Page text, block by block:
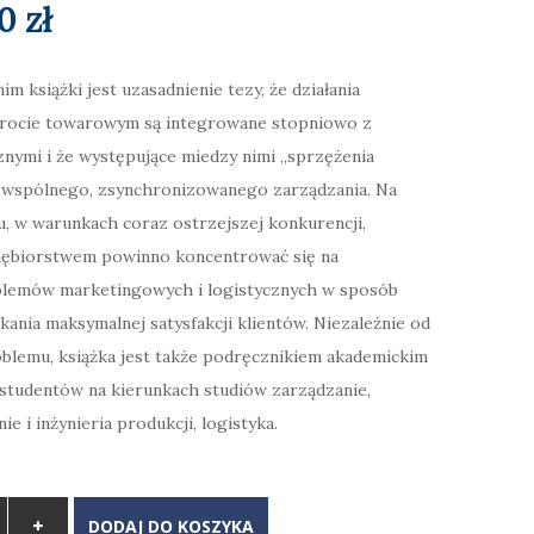
zł.
złAktualna
cena
wynosi:
28,00 zł.
książki jest uzasadnienie tezy, że działania
towarowym są integrowane stopniowo z
i że występujące miedzy nimi „sprzężenia
zsynchronizowanego zarządzania. Na
w warunkach coraz ostrzejszej konkurencji,
powinno koncentrować się na
marketingowych i logistycznych w sposób
maksymalnej satysfakcji klientów. Niezależnie od
książka jest także podręcznikiem akademickim
na kierunkach studiów zarządzanie,
i inżynieria produkcji, logistyka.
DODAJ DO KOSZYKA